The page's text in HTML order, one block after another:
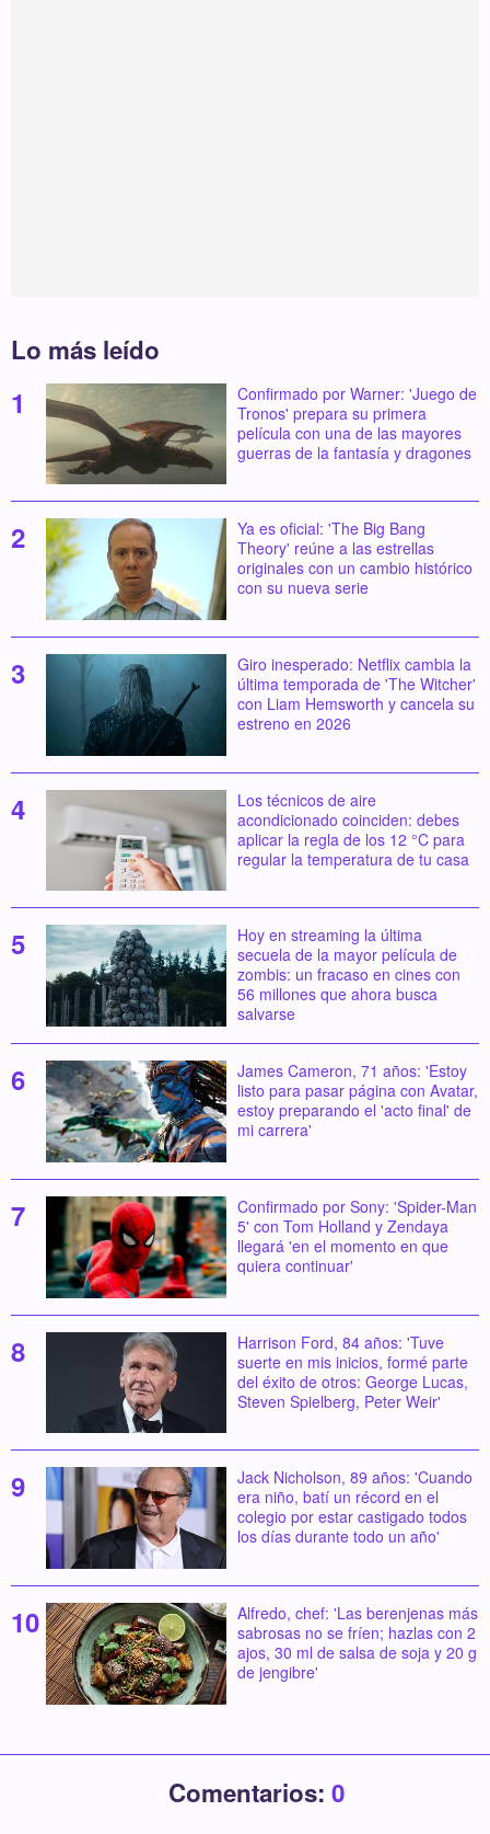
Lo más leído
Confirmado por Warner: 'Juego de
Tronos' prepara su primera
película con una de las mayores
guerras de la fantasía y dragones
Ya es oficial: 'The Big Bang
Theory' reúne a las estrellas
originales con un cambio histórico
con su nueva serie
Giro inesperado: Netflix cambia la
última temporada de 'The Witcher'
con Liam Hemsworth y cancela su
estreno en 2026
Los técnicos de aire
acondicionado coinciden: debes
aplicar la regla de los 12 °C para
regular la temperatura de tu casa
Hoy en streaming la última
secuela de la mayor película de
zombis: un fracaso en cines con
56 millones que ahora busca
salvarse
James Cameron, 71 años: 'Estoy
listo para pasar página con Avatar,
estoy preparando el 'acto final' de
mi carrera'
Confirmado por Sony: 'Spider-Man
5' con Tom Holland y Zendaya
llegará 'en el momento en que
quiera continuar'
Harrison Ford, 84 años: 'Tuve
suerte en mis inicios, formé parte
del éxito de otros: George Lucas,
Steven Spielberg, Peter Weir'
Jack Nicholson, 89 años: 'Cuando
era niño, batí un récord en el
colegio por estar castigado todos
los días durante todo un año'
Alfredo, chef: 'Las berenjenas más
sabrosas no se fríen; hazlas con 2
ajos, 30 ml de salsa de soja y 20 g
de jengibre'
Comentarios: 0